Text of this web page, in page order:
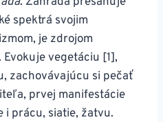
spektrá svojim
je zdrojom
vegetáciu [1],
zachovávajúcu si pečať
prvej manifestácie
i prácu, siatie, žatvu.